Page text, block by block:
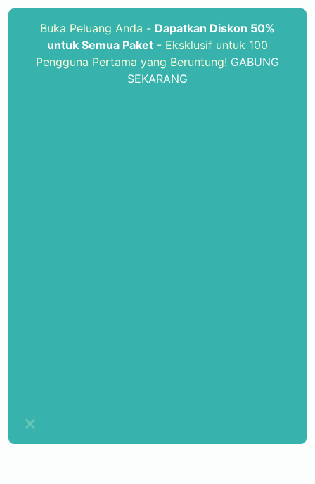
Buka Peluang Anda - Dapatkan Diskon 50%
untuk Semua Paket - Eksklusif untuk 100
Pengguna Pertama yang Beruntung! GABUNG
SEKARANG